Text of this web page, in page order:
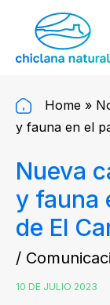
Home »
y fauna en el
Nueva
y fauna
de El
/
10 DE JULIO 2023